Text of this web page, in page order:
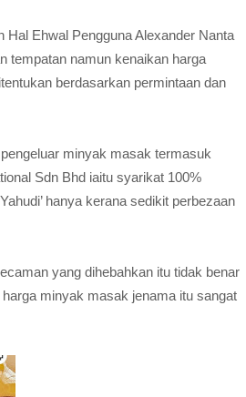
Ehwal Pengguna Alexander Nanta
tempatan namun kenaikan harga
berdasarkan permintaan dan
minyak masak termasuk
Sdn Bhd iaitu syarikat 100%
hanya kerana sedikit perbezaan
yang dihebahkan itu tidak benar
minyak masak jenama itu sangat